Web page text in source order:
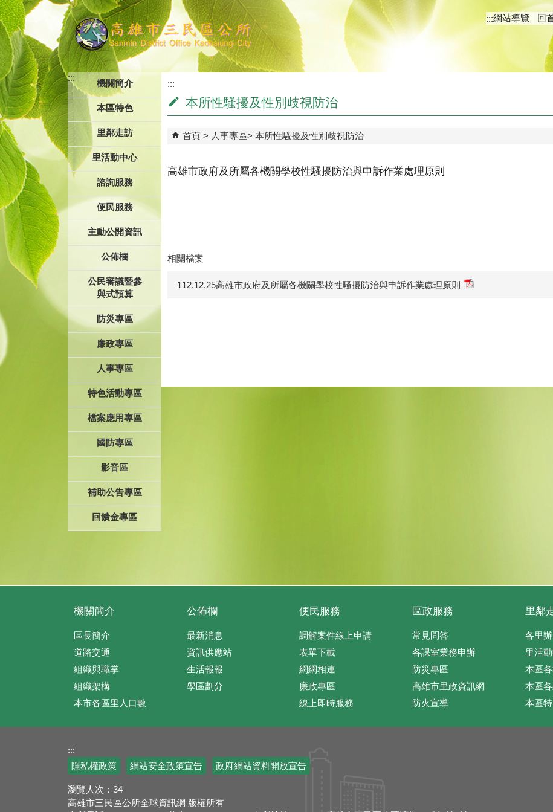
跳到主要內容區塊
:::網站導覽 回
:::
機關簡介
本區特色
里鄰走訪
里活動中心
諮詢服務
便民服務
主動公開資訊
公佈欄
公民審議暨參
與式預算
防災專區
廉政專區
人事專區
特色活動專區
檔案應用專區
國防專區
影音區
補助公告專區
回饋金專區
:::
本所性騷擾及性別歧視防治
首頁 人事專區 本所性騷擾及性別歧視防治
高雄市政府及所屬各機關學校性騷擾防治與申訴作業處理原則
相關檔案
112.12.25高雄市政府及所屬各機關學校性騷擾防治與申訴作業處理原則
機關簡介
區長簡介
道路交通
組織與職掌
組織架構
本市各區里人口數
公佈欄
最新消息
資訊供應站
生活報報
學區劃分
便民服務
調解案件線上申請
表單下載
網網相連
廉政專區
線上即時服務
區政服務
常見問答
各課室業務申辦
防災專區
高雄市里政資訊網
防火宣導
里鄰
各里
里活
本區
本區
本區
:::
隱私權政策
網站安全政策宣告 政府網站資料開放宣告
瀏覽人次： 34
高雄市三民區公所全球資訊網 版權所有